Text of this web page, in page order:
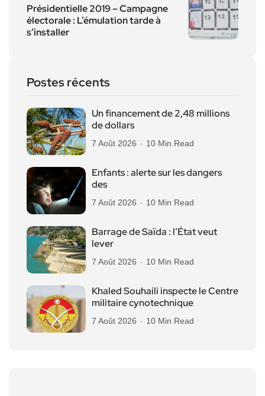
Présidentielle 2019 – Campagne
électorale : L’émulation tarde à
s’installer
Postes récents
Un financement de 2,48 millions
de dollars
7 Août 2026 10 Min Read
Enfants : alerte sur les dangers
des
7 Août 2026 10 Min Read
Barrage de Saïda : l’État veut
lever
7 Août 2026 10 Min Read
Khaled Souhaili inspecte le Centre
militaire cynotechnique
7 Août 2026 10 Min Read